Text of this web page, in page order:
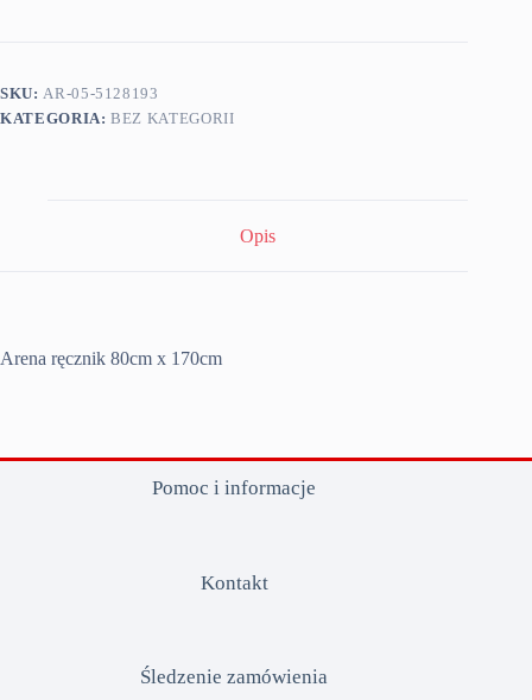
SKU: AR-05-5128193
KATEGORIA:BEZ KATEGORII
Opis
Arena ręcznik 80cm x 170cm
Pomoc i informacje
Kontakt
Śledzenie zamówienia